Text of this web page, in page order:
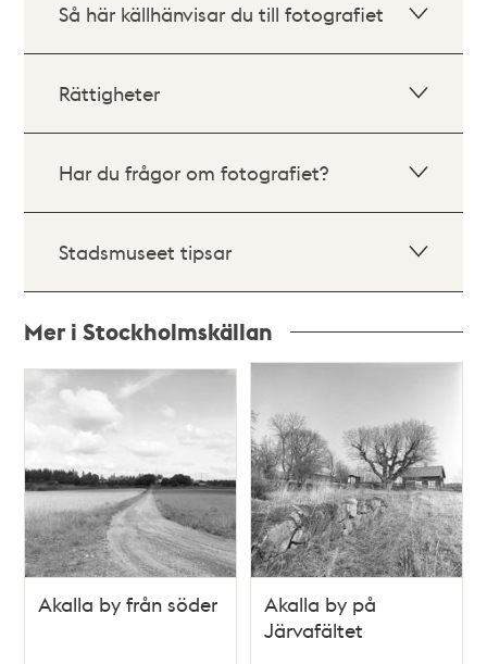
Så här källhänvisar du till fotografiet
Rättigheter
Har du frågor om fotografiet?
Stadsmuseet tipsar
Mer i Stockholmskällan
Relaterade
teman
Akalla by från söder
Akalla by på
Järvafältet